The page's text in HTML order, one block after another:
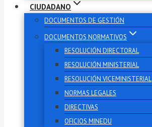
CIUDADANO
DOCUMENTOS DE GESTIÓN
DOCUMENTOS NORMATIVOS
RESOLUCIÓN DIRECTORAL
RESOLUCIÓN MINISTERIAL
RESOLUCIÓN VICEMINISTERIAL
NORMAS LEGALES
DIRECTIVAS
OFICIOS MINEDU